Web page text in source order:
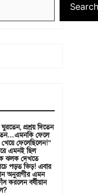
প্রশ্রয় দিতেন
ফেলে
ফেলেছিলেন!”
এমনই ছিল
ঝলক দেখতে
পড়ত ভিড়! এবার
অনুরাগীর এমন
করলেন বর্ষীয়ান